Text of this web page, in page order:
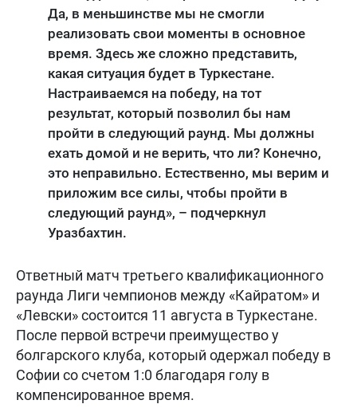
Да, в меньшинстве мы не смогли
реализовать свои моменты в основное
время. Здесь же сложно представить,
какая ситуация будет в Туркестане.
Настраиваемся на победу, на тот
результат, который позволил бы нам
пройти в следующий раунд. Мы должны
ехать домой и не верить, что ли? Конечно,
это неправильно. Естественно, мы верим и
приложим все силы, чтобы пройти в
следующий раунд», – подчеркнул
Уразбахтин.
Ответный матч третьего квалификационного
раунда Лиги чемпионов между «Кайратом» и
«Левски» состоится 11 августа в Туркестане.
После первой встречи преимущество у
болгарского клуба, который одержал победу в
Софии со счетом 1:0 благодаря голу в
компенсированное время.